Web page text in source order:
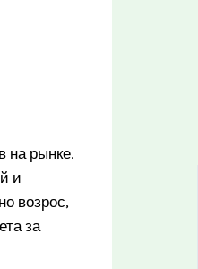
на рынке.
и
возрос,
за